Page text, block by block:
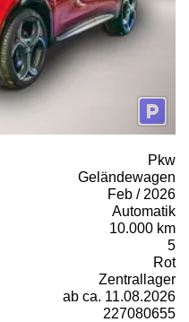
Pkw
Geländewagen
Feb / 2026
Automatik
10.000 km
5
Rot
Zentrallager
ab ca. 11.08.2026
227080655